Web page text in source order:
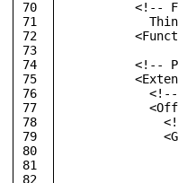
70
71
72
73
74
75
76
77
78
79
80
81
82
<!--
<
<!--
<
<!--
<
<